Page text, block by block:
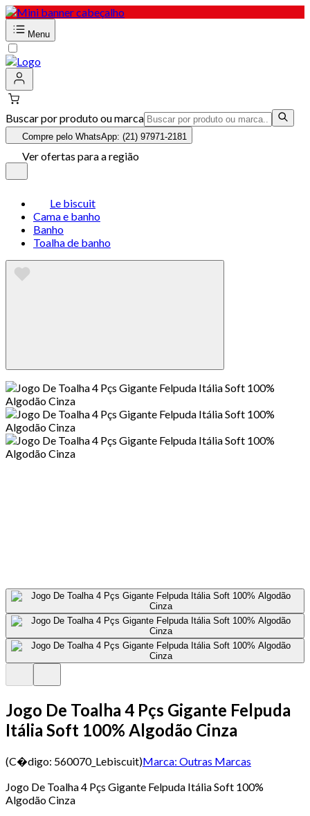
Menu
Buscar por produto ou marca
Compre pelo WhatsApp: (21) 97971-2181
Ver ofertas para a região
Le biscuit
Cama e banho
Banho
Toalha de banho
Jogo De Toalha 4 Pçs Gigante Felpuda
Itália Soft 100% Algodão Cinza
(C�digo: 560070_Lebiscuit)Marca: Outras Marcas
Jogo De Toalha 4 Pçs Gigante Felpuda Itália Soft 100%
Algodão Cinza